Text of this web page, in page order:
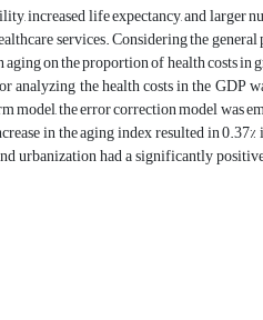
increased life expectancy, and larger
services. Considering the
on the proportion of health costs in
the health costs in the GDP
model, the error correction model was
in the aging index resulted in
urbanization had a significantly